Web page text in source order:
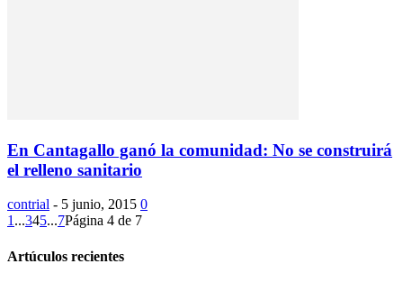
En Cantagallo ganó la comunidad: No se construirá
el relleno sanitario
contrial - 5 junio, 2015 0
1 ...345...7Página 4 de 7
Artúculos recientes